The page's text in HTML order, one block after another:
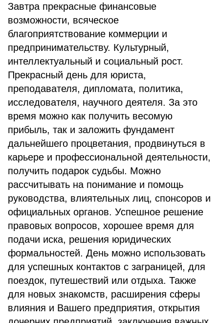
Завтра прекрасные финансовые
возможности, всяческое
благоприятствование коммерции и
предпринимательству. Культурный,
интеллектуальный и социальный рост.
Прекрасный день для юриста,
преподавателя, дипломата, политика,
исследователя, научного деятеля. За это
время можно как получить весомую
прибыль, так и заложить фундамент
дальнейшего процветания, продвинуться в
карьере и профессиональной деятельности,
получить подарок судьбы. Можно
рассчитывать на понимание и помощь
руководства, влиятельных лиц, спонсоров и
официальных органов. Успешное решение
правовых вопросов, хорошее время для
подачи иска, решения юридических
формальностей. День можно использовать
для успешных контактов с заграницей, для
поездок, путешествий или отдыха. Также
для новых знакомств, расширения сферы
влияния и Вашего предприятия, открытия